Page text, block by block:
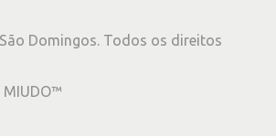
Domingos. Todos os direitos
MIUDO™